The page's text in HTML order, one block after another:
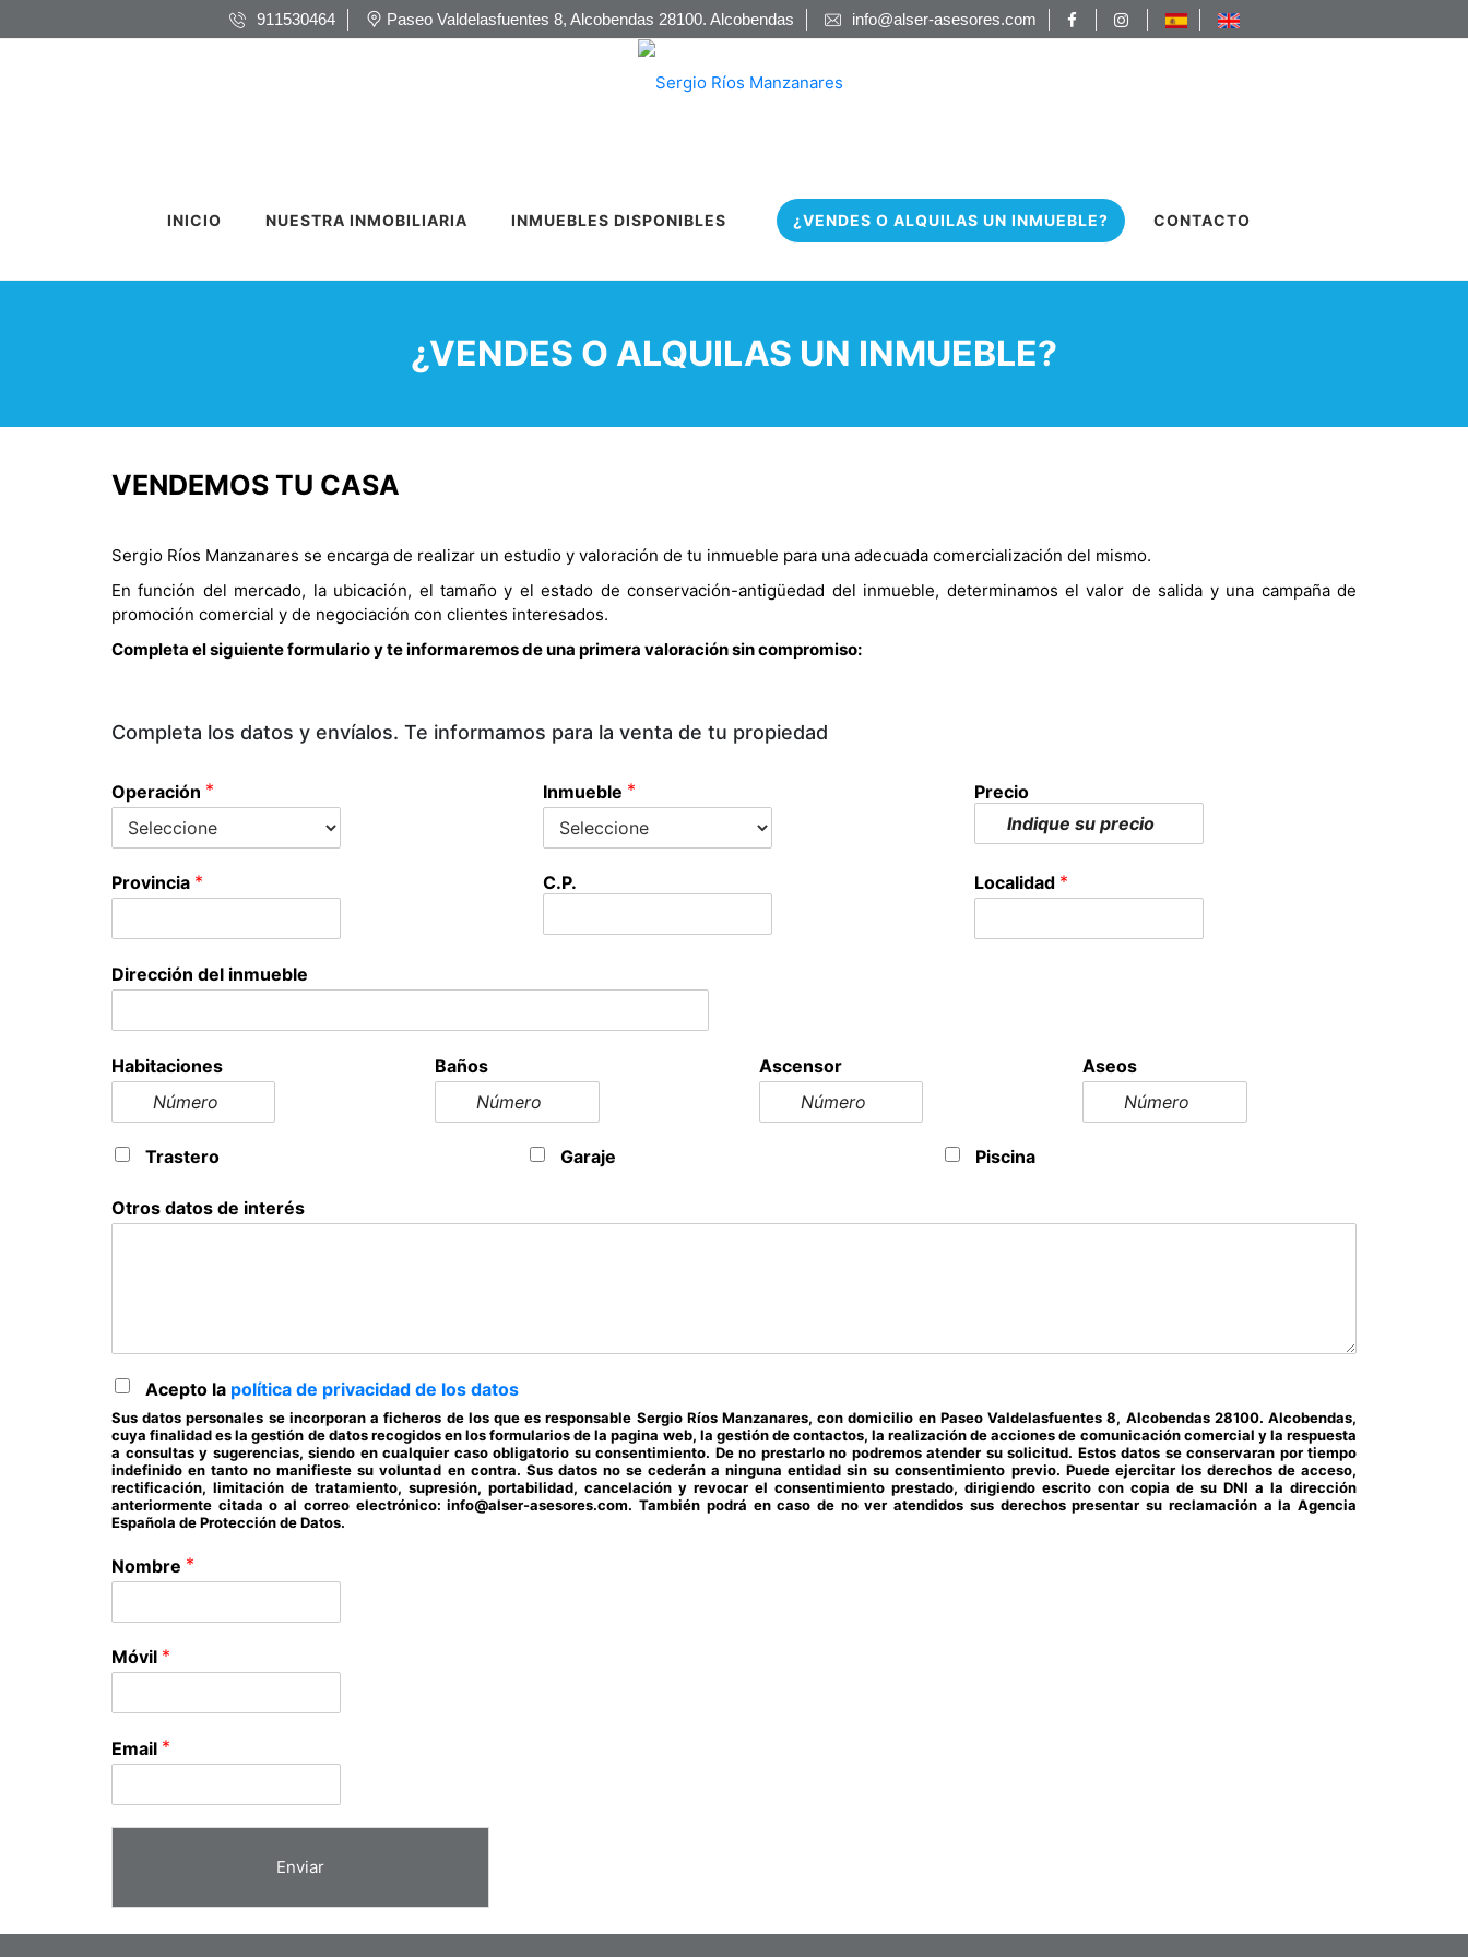
911530464 Paseo Valdelasfuentes 8, Alcobendas 28100. Alcobendas info@alser-asesores.com
INICIO NUESTRA INMOBILIARIA INMUEBLES DISPONIBLES ¿VENDES O ALQUILAS UN INMUEBLE? CONTACTO
¿VENDES O ALQUILAS UN INMUEBLE?
VENDEMOS TU CASA
Sergio Ríos Manzanares se encarga de realizar un estudio y valoración de tu inmueble para una adecuada comercialización del mismo.
En función del mercado, la ubicación, el tamaño y el estado de conservación-antigüedad del inmueble, determinamos el valor de salida y una campaña de
promoción comercial y de negociación con clientes interesados.
Completa el siguiente formulario y te informaremos de una primera valoración sin compromiso:
Completa los datos y envíalos. Te informamos para la venta de tu propiedad
Operación * Inmueble * Precio
Provincia * C.P. Localidad *
Dirección del inmueble
Habitaciones Baños Ascensor Aseos
Trastero Garaje Piscina
Otros datos de interés
Acepto la política de privacidad de los datos
Sus datos personales se incorporan a ficheros de los que es responsable Sergio Ríos Manzanares, con domicilio en Paseo Valdelasfuentes 8, Alcobendas 28100. Alcobendas,
cuya finalidad es la gestión de datos recogidos en los formularios de la pagina web, la gestión de contactos, la realización de acciones de comunicación comercial y la respuesta
a consultas y sugerencias, siendo en cualquier caso obligatorio su consentimiento. De no prestarlo no podremos atender su solicitud. Estos datos se conservaran por tiempo
indefinido en tanto no manifieste su voluntad en contra. Sus datos no se cederán a ninguna entidad sin su consentimiento previo. Puede ejercitar los derechos de acceso,
rectificación, limitación de tratamiento, supresión, portabilidad, cancelación y revocar el consentimiento prestado, dirigiendo escrito con copia de su DNI a la dirección
anteriormente citada o al correo electrónico: info@alser-asesores.com. También podrá en caso de no ver atendidos sus derechos presentar su reclamación a la Agencia
Española de Protección de Datos.
Nombre *
Móvil *
Email *
Enviar